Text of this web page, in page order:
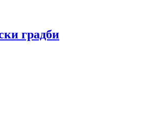
градби